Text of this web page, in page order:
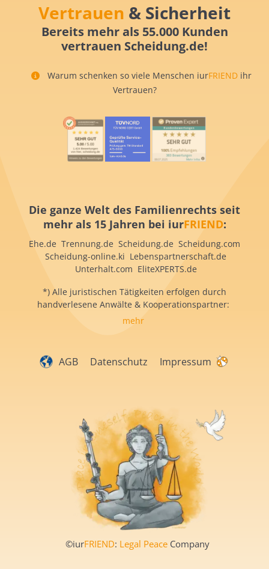
Vertrauen & Sicherheit
Bereits mehr als 55.000 Kunden
vertrauen Scheidung.de!
Warum schenken so viele Menschen iurFRIEND ihr
Vertrauen?
Die ganze Welt des Familienrechts seit
mehr als 15 Jahren bei iurFRIEND:
Ehe.de Trennung.de Scheidung.de Scheidung.com
Scheidung-online.ki Lebenspartnerschaft.de
Unterhalt.com EliteXPERTS.de
*) Alle juristischen Tätigkeiten erfolgen durch
handverlesene Anwälte & Kooperationspartner:
mehr
AGB Datenschutz Impressum
©iurFRIEND: Legal Peace Company